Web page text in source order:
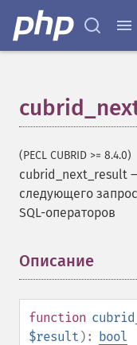
(PECL CUBRID >= 8.4.0)
cubrid_next_result
следующего
SQL-операторов
Описание
function
$result ): bool